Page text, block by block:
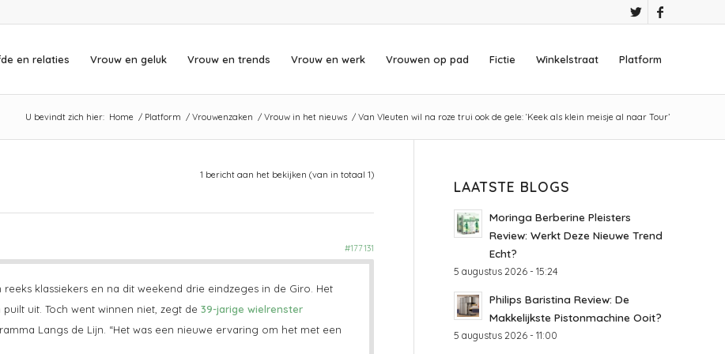
en relaties Vrouw en geluk Vrouw en trends Vrouw en werk Vrouwen op pad Fictie Winkelstraat Platform
U bevindt zich hier: Home / Platform / Vrouwenzaken / Vrouw in het nieuws / Van Vleuten wil na roze trui ook de gele: ‘Keek als klein meisje al naar Tour’
1 bericht aan het bekijken (van in totaal 1)
#177131
klassiekers en na dit weekend drie eindzeges in de Giro. Het
uit. Toch went winnen niet, zegt de 39-jarige wielrenster
Langs de Lijn. “Het was een nieuwe ervaring om het met een
LAATSTE BLOGS
Moringa Berberine Pleisters
Review: Werkt Deze Nieuwe Trend
Echt?
5 augustus 2026 - 15:24
Philips Baristina Review: De
Makkelijkste Pistonmachine Ooit?
5 augustus 2026 - 11:00